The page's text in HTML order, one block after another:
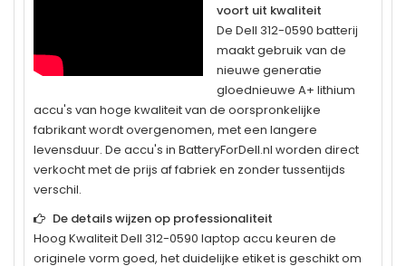
voort uit kwaliteit
De Dell 312-0590 batterij
maakt gebruik van de
nieuwe generatie
gloednieuwe A+ lithium
accu's van hoge kwaliteit van de oorspronkelijke
fabrikant wordt overgenomen, met een langere
levensduur. De accu's in BatteryForDell.nl worden direct
verkocht met de prijs af fabriek en zonder tussentijds
verschil.
De details wijzen op professionaliteit
Hoog KwaliteitDell 312-0590 laptop accu keuren de
originele vorm goed, het duidelijke etiket is geschikt om